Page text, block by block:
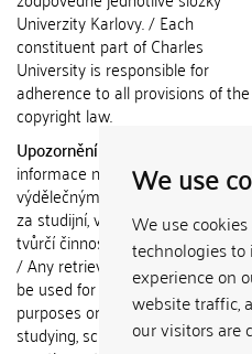
We use
We use
technologies
experience on
website traffic,
our visitors are
Univerzity Karlovy. / Each
constituent part of Charles
University is responsible for
adherence to all provisions of the
copyright law.
Upozornění / Notice:
informace nemohou být použity k
výdělečným účelům nebo
za studijní, vědeckou nebo jinou
tvůrčí činnost jiné osoby než
/ Any retrieved information shall
be used for any commercial
purposes or claimed as results of
studying, scientific or any other